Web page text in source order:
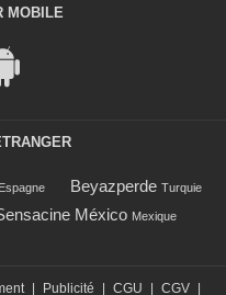
MOBILE
Espagne Beyazperde Turquie
México Mexique
Publicité CGU CGV